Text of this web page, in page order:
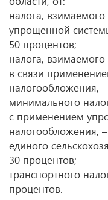
налога,
упрощенной
50 процентов;
налога,
в связи
налогообложения,
минимального
с применением
налогообложения,
единого
30 процентов;
транспортного
процентов.